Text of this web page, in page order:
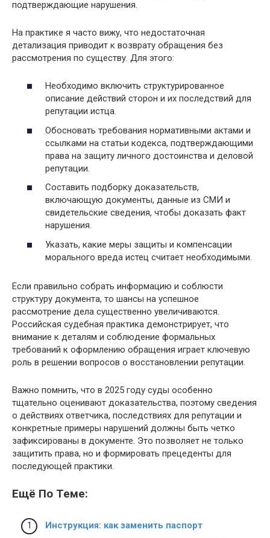
подтверждающие нарушения.
На практике я часто вижу, что недостаточная
детализация приводит к возврату обращения без
рассмотрения по существу. Для этого:
Необходимо включить структурированное
описание действий сторон и их последствий для
репутации истца.
Обосновать требования нормативными актами и
ссылками на статьи кодекса, подтверждающими
права на защиту личного достоинства и деловой
репутации.
Составить подборку доказательств,
включающую документы, данные из СМИ и
свидетельские сведения, чтобы доказать факт
нарушения.
Указать, какие меры защиты и компенсации
морального вреда истец считает необходимыми.
Если правильно собрать информацию и соблюсти
структуру документа, то шансы на успешное
рассмотрение дела существенно увеличиваются.
Российская судебная практика демонстрирует, что
внимание к деталям и соблюдение формальных
требований к оформлению обращения играет ключевую
роль в решении вопросов о восстановлении репутации.
Важно помнить, что в 2025 году суды особенно
тщательно оценивают доказательства, поэтому сведения
о действиях ответчика, последствиях для репутации и
конкретные примеры нарушений должны быть четко
зафиксированы в документе. Это позволяет не только
защитить права, но и формировать прецеденты для
последующей практики.
Ещё По Теме:
Инструкция: как заменить паспорт